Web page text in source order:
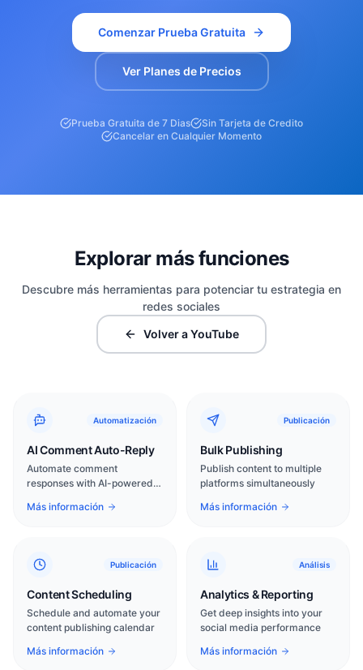
Comenzar Prueba Gratuita
Ver Planes de Precios
Prueba Gratuita de 7 Dias
Sin Tarjeta de Credito
Cancelar en Cualquier Momento
Explorar más funciones
Descubre más herramientas para potenciar tu estrategia en
redes sociales
Volver a YouTube
Automatización
AI Comment Auto-Reply
Automate comment
responses with AI-powered
Más información
Publicación
Bulk Publishing
Publish content to multiple
platforms simultaneously
Más información
Publicación
Content Scheduling
Schedule and automate your
content publishing calendar
Más información
Análisis
Analytics & Reporting
Get deep insights into your
social media performance
Más información